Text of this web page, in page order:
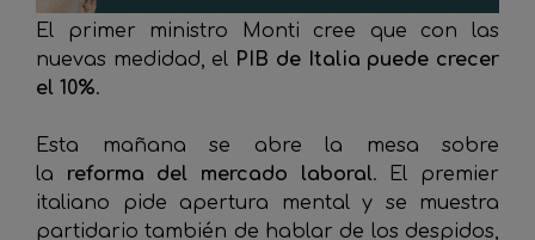
El primer ministro Monti cree que con las
nuevas medidad, el PIB de Italia puede crecer
el 10%.
Esta mañana se abre la mesa sobre
la reforma del mercado laboral. El premier
italiano pide apertura mental y se muestra
partidario también de hablar de los despidos,